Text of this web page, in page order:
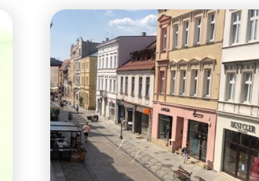
do ulubionych